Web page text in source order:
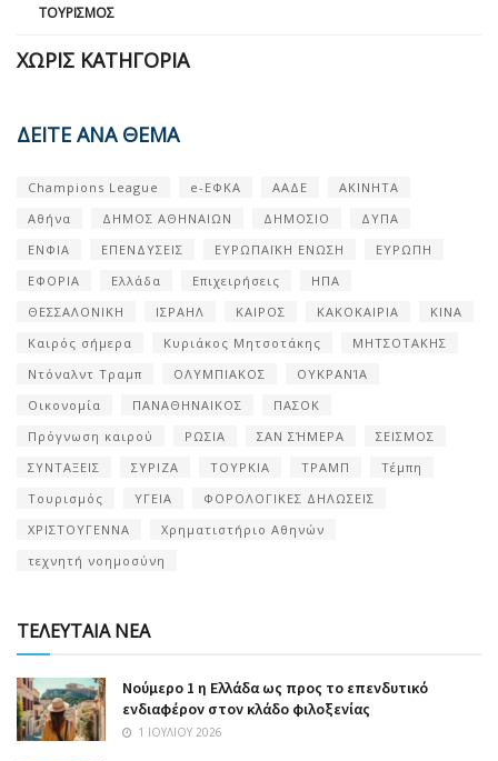
ΤΟΥΡΙΣΜΌΣ
ΧΩΡΊΣ ΚΑΤΗΓΟΡΊΑ
ΔΕΙΤΕ ΑΝΑ ΘΕΜΑ
Champions League e-ΕΦΚΑ ΑΑΔΕ
ΑΚΙΝΗΤΑ
Αθήνα
ΔΗΜΟΣ ΑΘΗΝΑΙΩΝ ΔΗΜΟΣΙΟ
ΔΥΠΑ
ΕΝΦΙΑ
ΕΠΕΝΔΥΣΕΙΣ ΕΥΡΩΠΑΪΚΗ ΕΝΩΣΗ
ΕΥΡΩΠΗ
ΕΦΟΡΙΑ
Ελλάδα Επιχειρήσεις
ΗΠΑ
ΘΕΣΣΑΛΟΝΙΚΗ
ΙΣΡΑΗΛ ΚΑΙΡΟΣ ΚΑΚΟΚΑΙΡΙΑ
ΚΙΝΑ
Καιρός σήμερα
Κυριάκος Μητσοτάκης
ΜΗΤΣΟΤΑΚΗΣ
Ντόναλντ Τραμπ
ΟΛΥΜΠΙΑΚΟΣ
ΟΥΚΡΑΝΊΑ
Οικονομία
ΠΑΝΑΘΗΝΑΙΚΟΣ
ΠΑΣΟΚ
Πρόγνωση καιρού
ΡΩΣΙΑ ΣΑΝ ΣΉΜΕΡΑ
ΣΕΙΣΜΟΣ
ΣΥΝΤΑΞΕΙΣ
ΣΥΡΙΖΑ ΤΟΥΡΚΙΑ ΤΡΑΜΠ
Τέμπη
Τουρισμός
ΥΓΕΙΑ
ΦΟΡΟΛΟΓΙΚΕΣ ΔΗΛΩΣΕΙΣ
ΧΡΙΣΤΟΥΓΕΝΝΑ
Χρηματιστήριο Αθηνών
τεχνητή νοημοσύνη
ΤΕΛΕΥΤΑΙΑ ΝΕΑ
Nούμερο 1 η Ελλάδα ως προς το επενδυτικό
ενδιαφέρον στον κλάδο φιλοξενίας
1 ΙΟΥΛΊΟΥ 2026